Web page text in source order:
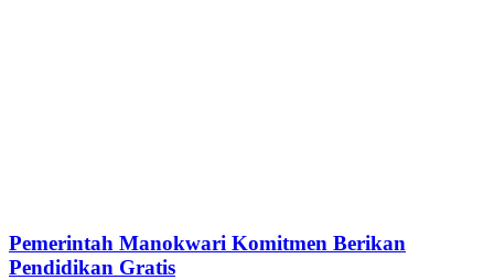
Pemerintah Manokwari Komitmen Berikan
Pendidikan Gratis